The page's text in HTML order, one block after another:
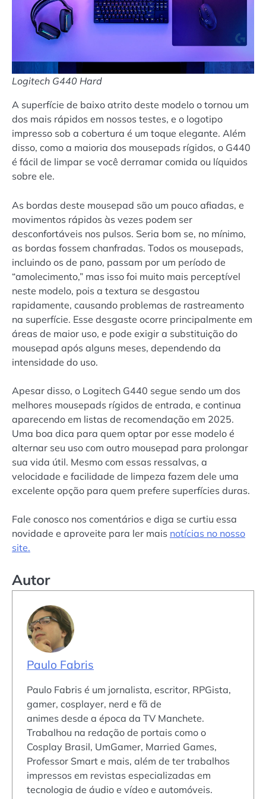
Logitech G440 Hard
A superfície de baixo atrito deste modelo o tornou um
dos mais rápidos em nossos testes, e o logotipo
impresso sob a cobertura é um toque elegante. Além
disso, como a maioria dos mousepads rígidos, o G440
é fácil de limpar se você derramar comida ou líquidos
sobre ele.
As bordas deste mousepad são um pouco afiadas, e
movimentos rápidos às vezes podem ser
desconfortáveis nos pulsos. Seria bom se, no mínimo,
as bordas fossem chanfradas. Todos os mousepads,
incluindo os de pano, passam por um período de
“amolecimento,” mas isso foi muito mais perceptível
neste modelo, pois a textura se desgastou
rapidamente, causando problemas de rastreamento
na superfície. Esse desgaste ocorre principalmente em
áreas de maior uso, e pode exigir a substituição do
mousepad após alguns meses, dependendo da
intensidade do uso.
Apesar disso, o Logitech G440 segue sendo um dos
melhores mousepads rígidos de entrada, e continua
aparecendo em listas de recomendação em 2025.
Uma boa dica para quem optar por esse modelo é
alternar seu uso com outro mousepad para prolongar
sua vida útil. Mesmo com essas ressalvas, a
velocidade e facilidade de limpeza fazem dele uma
excelente opção para quem prefere superfícies duras.
Fale conosco nos comentários e diga se curtiu essa
novidade e aproveite para ler mais notícias no nosso
site.
Autor
Paulo Fabris
Paulo Fabris é um jornalista, escritor, RPGista,
gamer, cosplayer, nerd e fã de
animes desde a época da TV Manchete.
Trabalhou na redação de portais como o
Cosplay Brasil, UmGamer, Married Games,
Professor Smart e mais, além de ter trabalhos
impressos em revistas especializadas em
tecnologia de áudio e vídeo e automóveis.